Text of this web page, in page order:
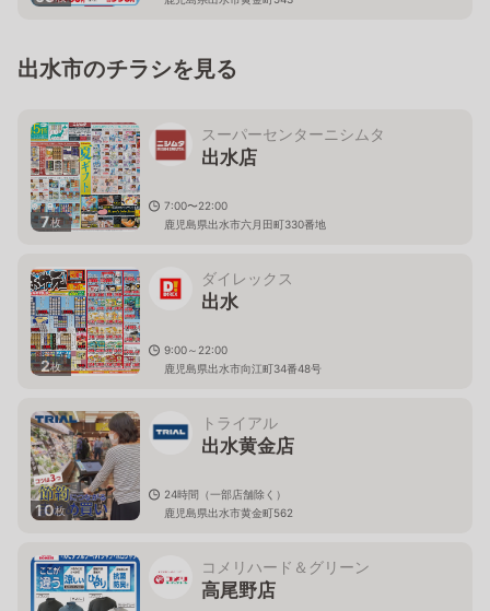
出水市のチラシを見る
7枚
スーパーセンターニシムタ
出水店
7:00〜22:00
鹿児島県出水市六月田町330番地
2枚
ダイレックス
出水
9:00～22:00
鹿児島県出水市向江町34番48号
10枚
トライアル
出水黄金店
24時間（一部店舗除く）
鹿児島県出水市黄金町562
コメリハード＆グリーン
高尾野店